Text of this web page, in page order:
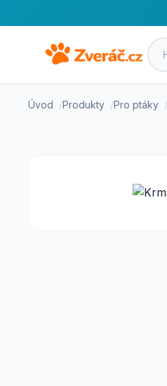
Úvod Produkty Pro ptáky